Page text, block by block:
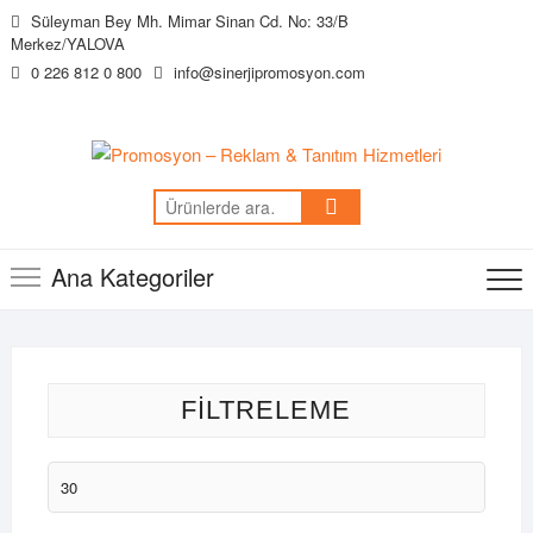
Skip
to
content
Süleyman Bey Mh. Mimar Sinan Cd. No: 33/B
Merkez/YALOVA
0 226 812 0 800
info@sinerjipromosyon.com
Ara:
Ana Kategoriler
FILTRELEME
En
düşük